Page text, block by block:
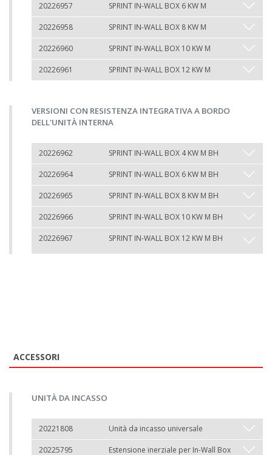
20226957 SPRINT IN-WALL BOX 6 KW M
20226958 SPRINT IN-WALL BOX 8 KW M
20226960 SPRINT IN-WALL BOX 10 KW M
20226961 SPRINT IN-WALL BOX 12 KW M
VERSIONI CON RESISTENZA INTEGRATIVA A BORDO
DELL'UNITÀ INTERNA
20226962 SPRINT IN-WALL BOX 4 KW M BH
20226964 SPRINT IN-WALL BOX 6 KW M BH
20226965 SPRINT IN-WALL BOX 8 KW M BH
20226966 SPRINT IN-WALL BOX 10 KW M BH
20226967 SPRINT IN-WALL BOX 12 KW M BH
ACCESSORI
UNITÀ DA INCASSO
20221808 Unità da incasso universale
20225795 Estensione inerziale per In-Wall Box